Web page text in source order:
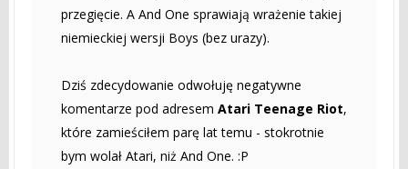
przegięcie. A And One sprawiają wrażenie takiej
niemieckiej wersji Boys (bez urazy).
Dziś zdecydowanie odwołuję negatywne
komentarze pod adresem Atari Teenage Riot,
które zamieściłem parę lat temu - stokrotnie
bym wolał Atari, niż And One. :P